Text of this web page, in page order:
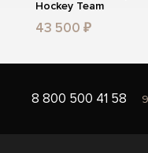
Hockey Team
43 500 ₽
8 800 500 41 58